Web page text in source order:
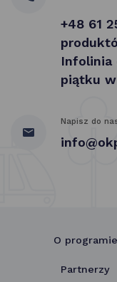
+48 61
Infolinia
piątku
Napisz do
O programie
Partnerzy